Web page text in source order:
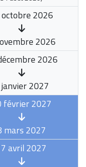
2026
2026
2026
2027
février 2027
mars 2027
avril 2027